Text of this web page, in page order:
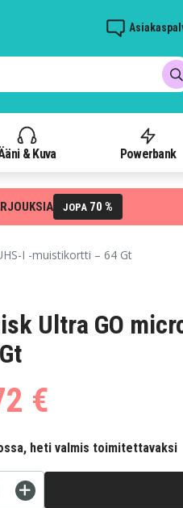
& Kuva Powerbank
JOPA 70 %
I -muistikortti – 64 Gt
Ultra GO
€
heti valmis toimitettavaksi